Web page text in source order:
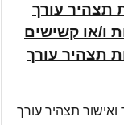
תצהיר עורך
ו/או קשישים
תצהיר עורך
תצהיר עורך